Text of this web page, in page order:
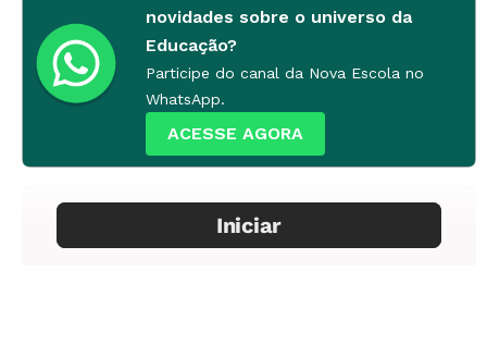
projeto para o ensino de flauta
desenvolvido em parceria com uma
novidades sobre o universo da
Educação?
Participe do canal da Nova Escola no
WhatsApp.
ACESSE AGORA